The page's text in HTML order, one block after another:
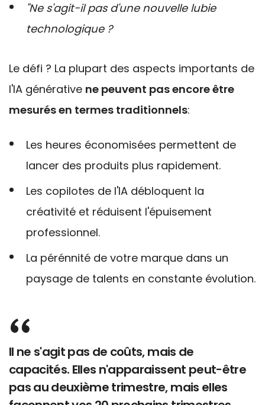
"Ne s'agit-il pas d'une nouvelle lubie
technologique ?
Le défi ? La plupart des aspects importants de
l'IA générative ne peuvent pas encore être
mesurés en termes traditionnels:
Les heures économisées permettent de
lancer des produits plus rapidement.
Les copilotes de l'IA débloquent la
créativité et réduisent l'épuisement
professionnel.
La pérénnité de votre marque dans un
paysage de talents en constante évolution.
Il ne s'agit pas de coûts, mais de
capacités. Elles n'apparaissent peut-être
pas au deuxième trimestre, mais elles